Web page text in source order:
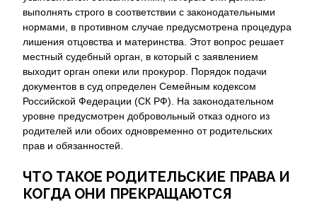
выполнять строго в соответствии с законодательными
нормами, в противном случае предусмотрена процедура
лишения отцовства и материнства. Этот вопрос решает
местный судебный орган, в который с заявлением
выходит орган опеки или прокурор. Порядок подачи
документов в суд определен Семейным кодексом
Российской Федерации (СК РФ). На законодательном
уровне предусмотрен добровольный отказ одного из
родителей или обоих одновременно от родительских
прав и обязанностей.
ЧТО ТАКОЕ РОДИТЕЛЬСКИЕ ПРАВА И
КОГДА ОНИ ПРЕКРАЩАЮТСЯ